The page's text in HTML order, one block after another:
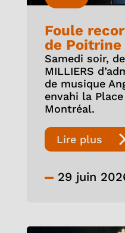
Foule
de
Samedi soir,
MILLIERS
de musique
envahi la
Montréal.
Lire plus
29 juin